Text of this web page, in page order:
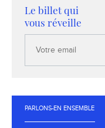
Le billet qui
vous réveille
email
PARLONS-EN ENSEMBLE